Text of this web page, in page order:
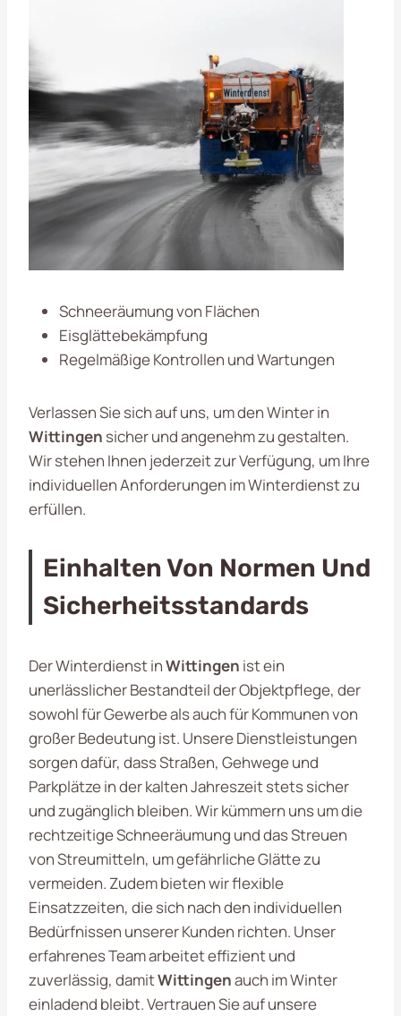
Schneeräumung von Flächen
Eisglättebekämpfung
Regelmäßige Kontrollen und Wartungen
Verlassen Sie sich auf uns, um den Winter in
Wittingen sicher und angenehm zu gestalten.
Wir stehen Ihnen jederzeit zur Verfügung, um Ihre
individuellen Anforderungen im Winterdienst zu
erfüllen.
Einhalten Von Normen Und
Sicherheitsstandards
Der Winterdienst inWittingen ist ein
unerlässlicher Bestandteil der Objektpflege, der
sowohl für Gewerbe als auch für Kommunen von
großer Bedeutung ist. Unsere Dienstleistungen
sorgen dafür, dass Straßen, Gehwege und
Parkplätze in der kalten Jahreszeit stets sicher
und zugänglich bleiben. Wir kümmern uns um die
rechtzeitige Schneeräumung und das Streuen
von Streumitteln, um gefährliche Glätte zu
vermeiden. Zudem bieten wir flexible
Einsatzzeiten, die sich nach den individuellen
Bedürfnissen unserer Kunden richten. Unser
erfahrenes Team arbeitet effizient und
zuverlässig, damitWittingenauch im Winter
einladend bleibt. Vertrauen Sie auf unsere